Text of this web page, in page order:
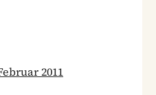
2011